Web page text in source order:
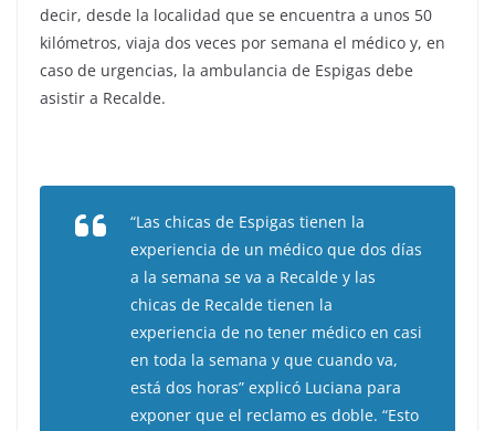
decir, desde la localidad que se encuentra a unos 50
kilómetros, viaja dos veces por semana el médico y, en
caso de urgencias, la ambulancia de Espigas debe
asistir a Recalde.
“Las chicas de Espigas tienen la
experiencia de un médico que dos días
a la semana se va a Recalde y las
chicas de Recalde tienen la
experiencia de no tener médico en casi
en toda la semana y que cuando va,
está dos horas” explicó Luciana para
exponer que el reclamo es doble. “Esto